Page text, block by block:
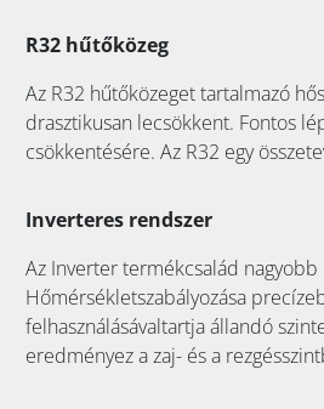
R32 hűtőközeg
Az R32 hűtőközeget tartalmazó
drasztikusan lecsökkent. Fontos
csökkentésére. Az R32 egy
Inverteres rendszer
Az Inverter termékcsalád
Hőmérsékletszabályozása
felhasználásávaltartja állandó
eredményez a zaj- és a